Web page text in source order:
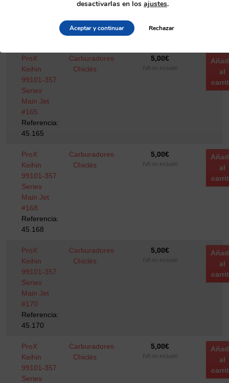
ProX
Keihin
99101-357
Series
Main Jet
#165
Referencia:
45.165
Carburadores
Chiclés
5,00€
IVA no incluido
al
ProX
Keihin
99101-357
Series
Main Jet
#168
Referencia:
45.168
Carburadores
Chiclés
5,00€
IVA no incluido
al
ProX
Keihin
99101-357
Series
Main Jet
#170
Referencia:
45.170
Carburadores
Chiclés
5,00€
IVA no incluido
al
ProX
Keihin
99101-357
Series
Carburadores
Chiclés
5,00€
IVA no incluido
al
desactivarlas en los ajustes.
Aceptar y continuar Rechazar